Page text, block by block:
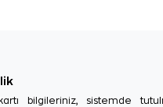
bilgileriniz, sistemde